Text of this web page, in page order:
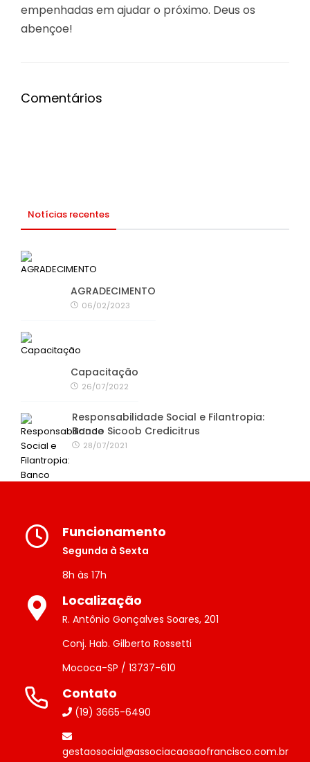
empenhadas em ajudar o próximo. Deus os
abençoe!
Comentários
Notícias recentes
AGRADECIMENTO
06/02/2023
Capacitação
26/07/2022
Responsabilidade Social e Filantropia:
Banco Sicoob Credicitrus
28/07/2021
Funcionamento
Segunda à Sexta
8h às 17h
Localização
R. Antônio Gonçalves Soares, 201
Conj. Hab. Gilberto Rossetti
Mococa-SP / 13737-610
Contato
(19) 3665-6490
gestaosocial@associacaosaofrancisco.com.br